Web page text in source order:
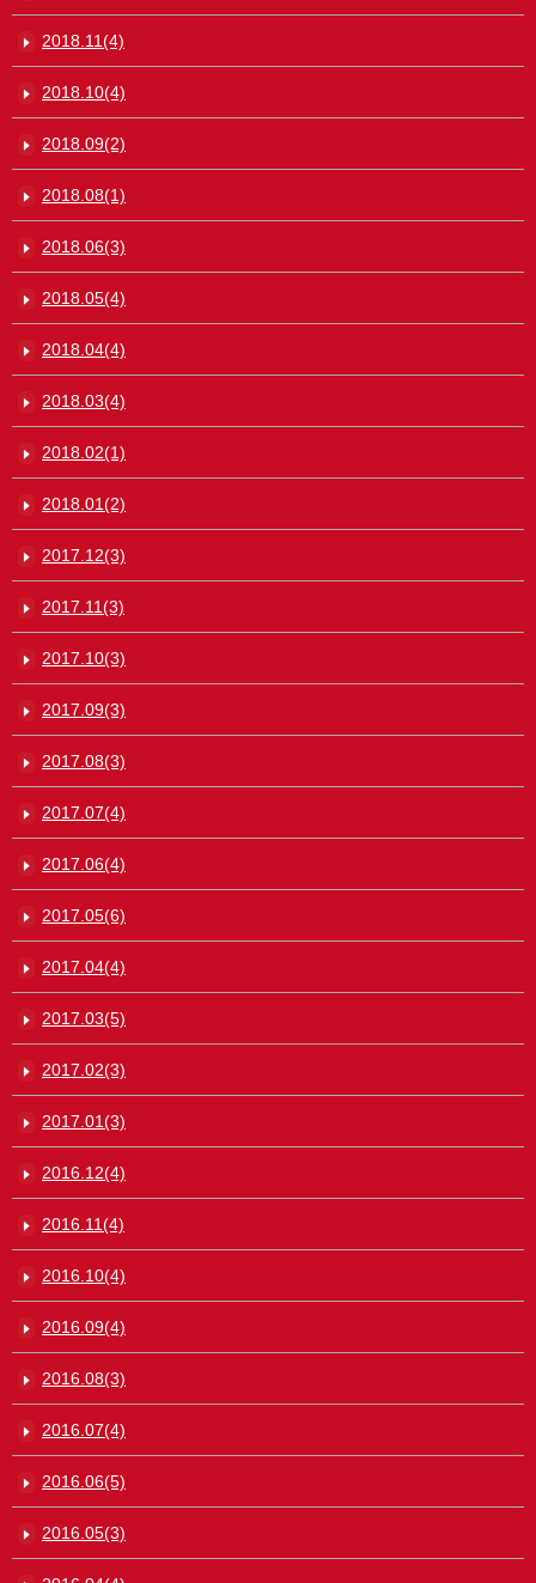
2018.11(4)
2018.10(4)
2018.09(2)
2018.08(1)
2018.06(3)
2018.05(4)
2018.04(4)
2018.03(4)
2018.02(1)
2018.01(2)
2017.12(3)
2017.11(3)
2017.10(3)
2017.09(3)
2017.08(3)
2017.07(4)
2017.06(4)
2017.05(6)
2017.04(4)
2017.03(5)
2017.02(3)
2017.01(3)
2016.12(4)
2016.11(4)
2016.10(4)
2016.09(4)
2016.08(3)
2016.07(4)
2016.06(5)
2016.05(3)